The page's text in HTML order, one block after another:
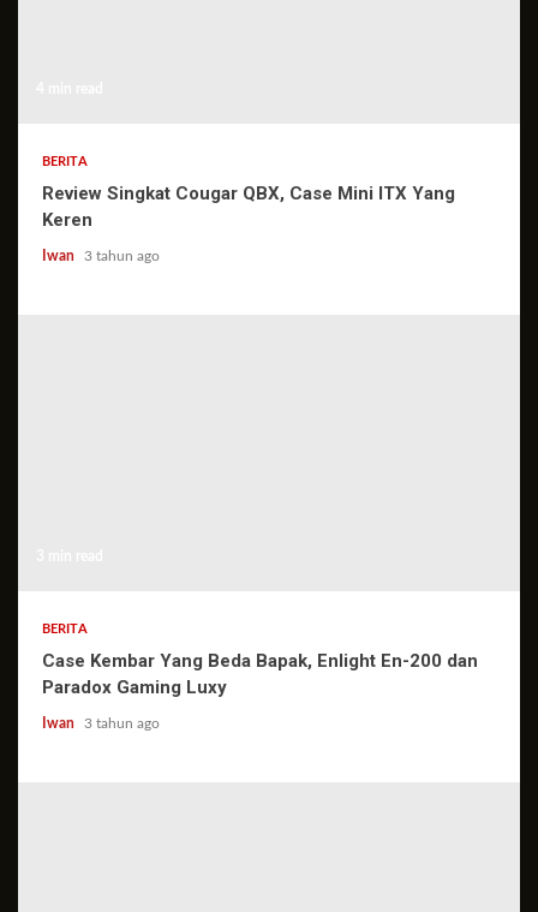
BERITA
Review Singkat Cougar QBX, Case Mini ITX Yang
Keren
Iwan 3 tahun ago
BERITA
Case Kembar Yang Beda Bapak, Enlight En-200 dan
Paradox Gaming Luxy
Iwan 3 tahun ago